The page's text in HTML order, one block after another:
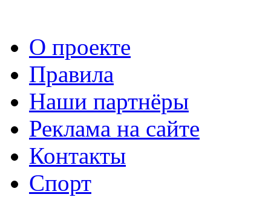
О проекте
Правила
Наши партнёры
Реклама на сайте
Контакты
Спорт